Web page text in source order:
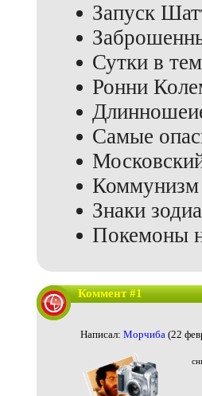
Запуск
Сутки в
Ронни
Самые
Коммунизм
Знаки
Покемоны
Коммент #1
Написал: Морчиба (22